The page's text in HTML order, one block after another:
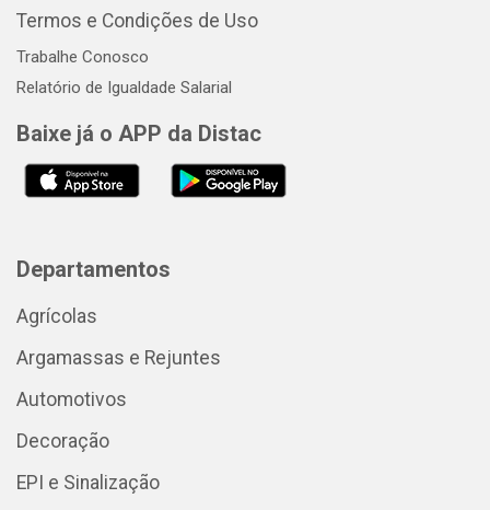
Termos e Condições de Uso
Trabalhe Conosco
Relatório de Igualdade Salarial
Baixe já o APP da Distac
Departamentos
Agrícolas
Argamassas e Rejuntes
Automotivos
Decoração
EPI e Sinalização